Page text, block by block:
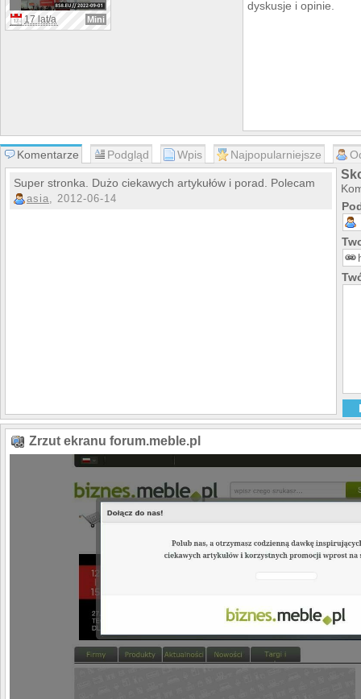
17 lat/a Mini
dyskusje i opinie.
Komentarze Podgląd Wpis Najpopularniejsze
Super stronka. Dużo ciekawych artykułów i porad. Polecam
asia, 2012-06-14
Zrzut ekranu forum.meble.pl